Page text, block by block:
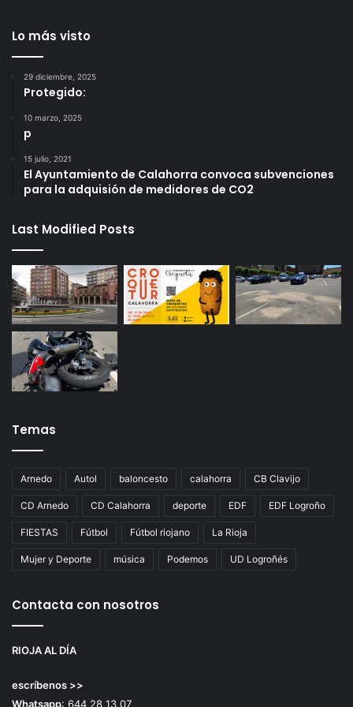
Lo más visto
29 diciembre, 2025
Protegido:
10 marzo, 2025
p
15 julio, 2021
El Ayuntamiento de Calahorra convoca subvenciones
para la adquisión de medidores de CO2
Last Modified Posts
Temas
Arnedo Autol baloncesto calahorra CB Clavijo
CD Arnedo CD Calahorra deporte EDF EDF Logroño
FIESTAS Fútbol Fútbol riojano La Rioja
Mujer y Deporte música Podemos UD Logroñés
Contacta con nosotros
RIOJA AL DÍA
escríbenos >>
Whatsapp: 644 28 13 07